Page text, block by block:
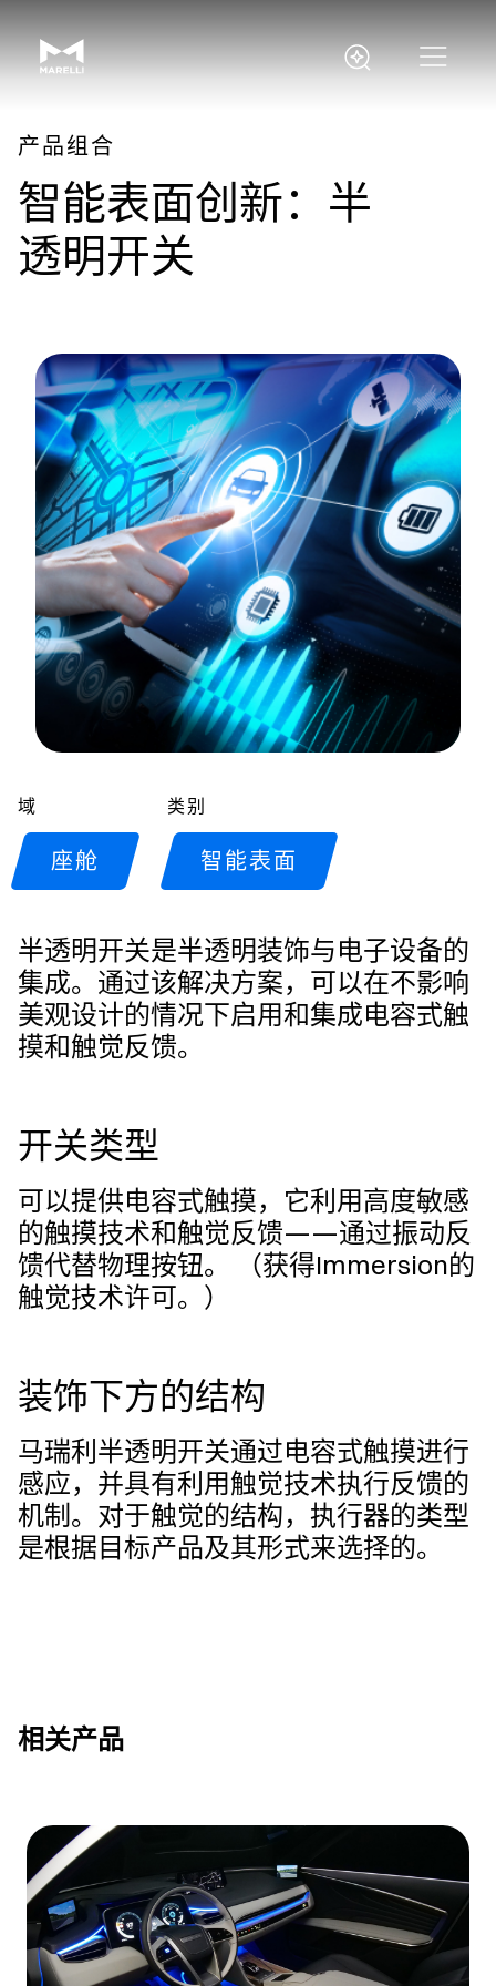
产品组合
智能表面创新：半
透明开关
域
座舱
类别
智能表面
半透明开关是半透明装饰与电子设备的
集成。通过该解决方案，可以在不影响
美观设计的情况下启用和集成电容式触
摸和触觉反馈。
开关类型
可以提供电容式触摸，它利用高度敏感
的触摸技术和触觉反馈——通过振动反
馈代替物理按钮。 （获得Immersion的
触觉技术许可。）
装饰下方的结构
马瑞利半透明开关通过电容式触摸进行
感应，并具有利用触觉技术执行反馈的
机制。对于触觉的结构，执行器的类型
是根据目标产品及其形式来选择的。
相关产品